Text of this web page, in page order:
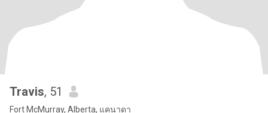
Travis, 51
Fort McMurray, Alberta, แคนาดา